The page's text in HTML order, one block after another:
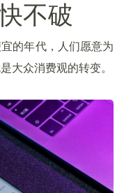
不破
的年代，人们愿意为
大众消费观的转变。